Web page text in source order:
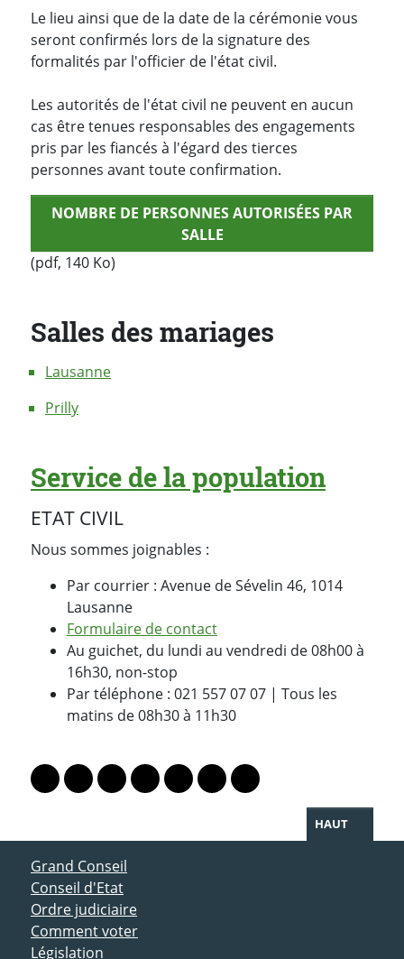
Le lieu ainsi que de la date de la cérémonie vous
seront confirmés lors de la signature des
formalités par l'officier de l'état civil.
Les autorités de l'état civil ne peuvent en aucun
cas être tenues responsables des engagements
pris par les fiancés à l'égard des tierces
personnes avant toute confirmation.
NOMBRE DE PERSONNES AUTORISÉES PAR
SALLE
(pdf, 140 Ko)
Salles des mariages
Lausanne
Prilly
Service de la population
ETAT CIVIL
Nous sommes joignables :
Par courrier : Avenue de Sévelin 46, 1014
Lausanne
Formulaire de contact
Au guichet, du lundi au vendredi de 08h00 à
16h30, non-stop
Par téléphone : 021 557 07 07 | Tous les
matins de 08h30 à 11h30
Lien vers le profil Mastodon
Lien vers le profil Bluesky
Lien vers le profil Instagram
Lien vers le profil Linkedin
Lien vers le profil Facebook
Lien vers le profil Twitter
Partager par WhatsApp
HAUT
ACCÈS DIRECT
Grand Conseil
Conseil d'Etat
Ordre judiciaire
Comment voter
Législation